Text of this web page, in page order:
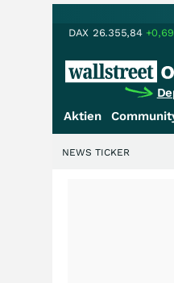
DAX 26.355,84
Aktien
NEWS TICKER